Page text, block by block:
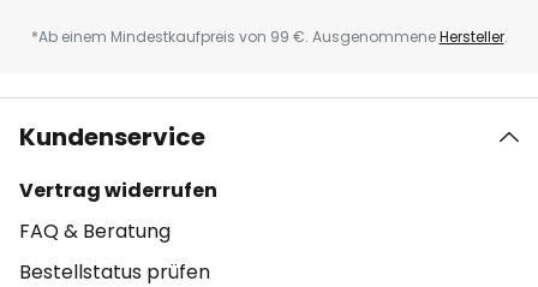
*Ab einem Mindestkaufpreis von 99 €. AusgenommeneHersteller.
Kundenservice
Vertrag widerrufen
FAQ & Beratung
Bestellstatus prüfen